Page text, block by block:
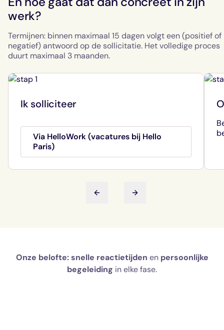
werk?
Termijnen: binnen maximaal 15 dagen volgt een (positief of
negatief) antwoord op de sollicitatie. Het volledige proces
duurt maximaal 3 maanden.
Vorige dia Volgende dia
Ik solliciteer
Via HelloWork (vacatures bij Hello
Paris)
Onze belofte:snelle reactietijden en persoonlijke
begeleiding in elke fase.